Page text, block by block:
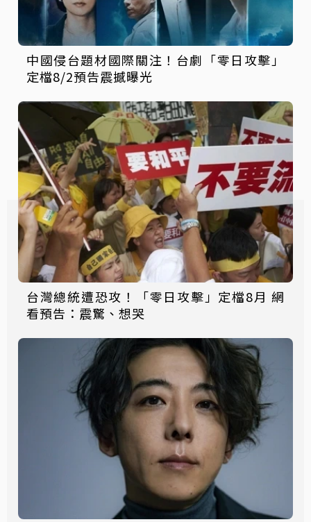
中國侵台題材國際關注！台劇「零日攻擊」
定檔8/2預告震撼曝光
台灣總統遭恐攻！「零日攻擊」定檔8月 網
看預告：震驚、想哭